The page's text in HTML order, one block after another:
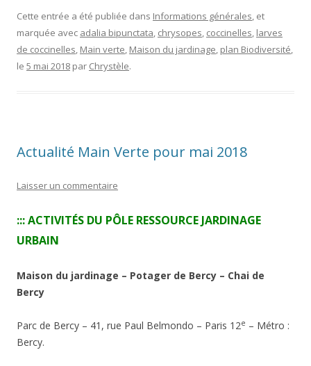
e
b
o
itt
er
ai
l
ss
a
g
p
y
Cette entrée a été publiée dans Informations générales, et
marquée avec adalia bipunctata, chrysopes, coccinelles, larves
de coccinelles, Main verte, Maison du jardinage, plan Biodiversité,
le 5 mai 2018 par Chrystèle.
Actualité Main Verte pour mai 2018
Laisser un commentaire
::: ACTIVITÉS DU PÔLE RESSOURCE JARDINAGE
URBAIN
Maison du jardinage – Potager de Bercy – Chai de
Bercy
Parc de Bercy – 41, rue Paul Belmondo – Paris 12e – Métro :
Bercy.